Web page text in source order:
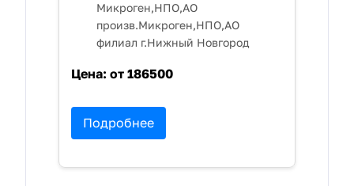
Микроген,НПО,АО
произв.Микроген,НПО,АО
филиал г.Нижный Новгород
Цена: от 186500
Подробнее